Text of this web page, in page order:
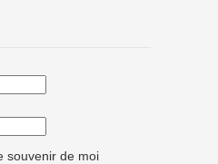
souvenir de moi